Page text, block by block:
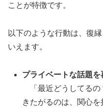
ことが特徴です。
以下のような行動は、復
いえます。
プライベートな話題
「最近どうしてるの
きたがるのは、関心を